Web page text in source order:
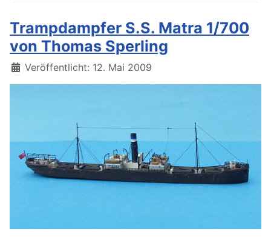
Trampdampfer S.S. Matra 1/700
von Thomas Sperling
Details
Veröffentlicht: 12. Mai 2009